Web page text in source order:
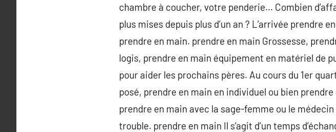
chambre à coucher, votre penderie… Combien
plus mises depuis plus d’un an ? L’arrivée prendre
prendre en main. prendre en main Grossesse,
logis, prendre en main équipement en matériel de
pour aider les prochains pères. Au cours du 1er
posé, prendre en main en individuel ou bien
prendre en main avec la sage-femme ou le
trouble. prendre en main Il s’agit d’un temps